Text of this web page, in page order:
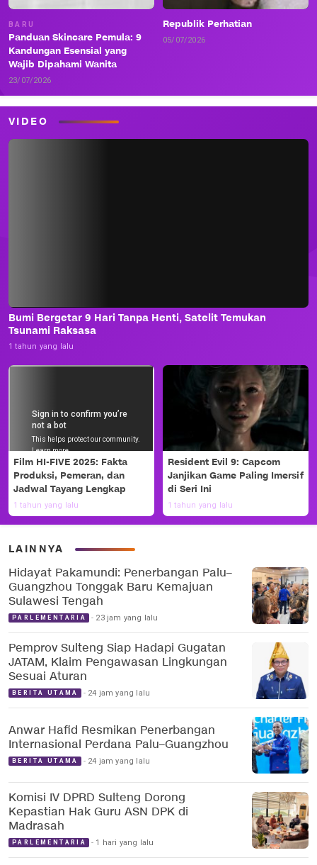
BARU
Panduan Skincare Pemula: 9
Kandungan Esensial yang
Wajib Dipahami Wanita
23/07/2026
Republik Perhatian
05/07/2026
VIDEO
Bumi Bergetar 9 Hari Tanpa Henti, Satelit Temukan
Tsunami Raksasa
1 tahun yang lalu
Film HI-FIVE 2025: Fakta
Produksi, Pemeran, dan
Jadwal Tayang Lengkap
1 tahun yang lalu
Resident Evil 9: Capcom
Janjikan Game Paling Imersif
di Seri Ini
1 tahun yang lalu
LAINNYA
Hidayat Pakamundi: Penerbangan Palu–
Guangzhou Tonggak Baru Kemajuan
Sulawesi Tengah
PARLEMENTARIA 23 jam yang lalu
Pemprov Sulteng Siap Hadapi Gugatan
JATAM, Klaim Pengawasan Lingkungan
Sesuai Aturan
BERITA UTAMA 24 jam yang lalu
Anwar Hafid Resmikan Penerbangan
Internasional Perdana Palu–Guangzhou
BERITA UTAMA 24 jam yang lalu
Komisi IV DPRD Sulteng Dorong
Kepastian Hak Guru ASN DPK di
Madrasah
PARLEMENTARIA 1 hari yang lalu